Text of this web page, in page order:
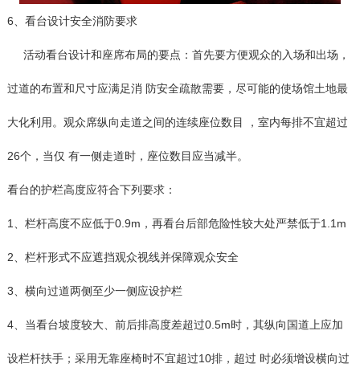
6、看台设计安全消防要求
活动看台设计和座席布局的要点：首先要方便观众的入场和出场，
过道的布置和尺寸应满足消 防安全疏散需要，尽可能的使场馆土地最
大化利用。观众席纵向走道之间的连续座位数目 ，室内每排不宜超过
26个，当仅 有一侧走道时，座位数目应当减半。
看台的护栏高度应符合下列要求：
1、栏杆高度不应低于0.9m，再看台后部危险性较大处严禁低于1.1m
2、栏杆形式不应遮挡观众视线并保障观众安全
3、横向过道两侧至少一侧应设护栏
4、当看台坡度较大、前后排高度差超过0.5m时，其纵向国道上应加
设栏杆扶手；采用无靠座椅时不宜超过10排，超过 时必须增设横向过